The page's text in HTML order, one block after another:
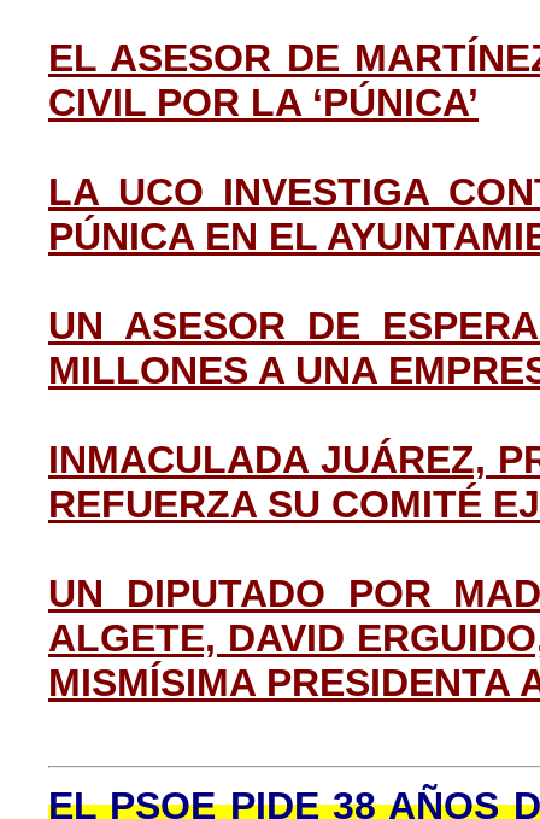
EL ASESOR DE
CIVIL POR LA ‘PÚNICA’
LA UCO INVESTIGA
PÚNICA EN EL
UN ASESOR DE
MILLONES A UNA
INMACULADA JUÁREZ,
REFUERZA SU COMITÉ
UN DIPUTADO POR
ALGETE, DAVID
MISMÍSIMA PRESIDENTA
EL PSOE PIDE 38 AÑOS